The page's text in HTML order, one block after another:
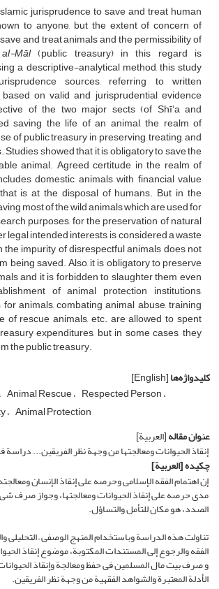
jurisprudence to save and treat human
to anyone, but the extent of concern of
and treat animals and the permissibility of
Māl(public treasury) in this regard is
a descriptive-analytical method, this study
sources, referring to written
on valid and jurisprudential evidence
of the two major sects (of Shīʻa and
saving the life of an animal, the realm of
of public treasury in preserving, treating, and
Studies showed that it is obligatory to save the
animal. Agreed certitude in the realm of
domestic animals with financial value
is at the disposal of humans. But in the
most of the wild animals which are used for
purposes, for the preservation of natural
legal intended interests, is considered a waste
impurity of disrespectful animals does not
being saved. Also, it is obligatory to preserve
and it is forbidden to slaughter them even
of animal protection institutions,
animals, combating animal abuse, training
of rescue animals, etc. are allowed to spent
expenditures, but in some cases, they
the public treasury.
کلیدواژه‌ها[English]
Animal Rescue Respected Person
Animal Protection
عنوان مقاله[العربیة]
إنقاذ الحیوانات ومعالجتها من وجهة نظر الفریقین... دراسة
چکیده[العربیة]
إن اهتمام الفقه الإسلامی وحرصه على إنقاذ الإنسان
مدى حرصه على إنقاذ الحیوانات ومعالجتها، وجواز صرف
الصدد، هو مکان للتأمل والتساؤل.
تناولت هذه الدراسة وباستخدام المنهج الوصفی – التحلیلی
الفقه والرجوع إلی المستندات المکتوبة، موضوع إنقاذ
و صرف بیت مال المسلمین فی حفظ ومعالجة وإنقاذ
الأدلة المعتبرة والشواهد الفقهیة من وجهة نظر الفریقین.